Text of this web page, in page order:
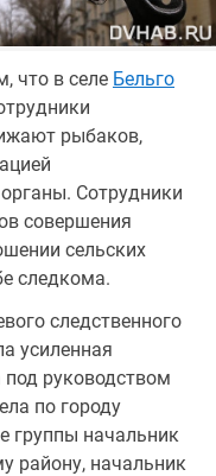
что в селе Бельго
рыбаков,
Сотрудники
совершения
сельских
следкома.
следственного
усиленная
под руководством
по городу
группы начальник
району, начальник